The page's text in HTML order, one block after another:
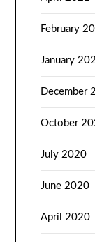
February
January
December
October
July 2020
June 2020
April 2020